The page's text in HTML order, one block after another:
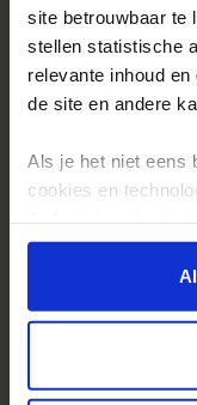
site betrouwbaar te
stellen statistische
relevante inhoud
de site en andere
Als je het niet eens
cookies en
onder aan de
toekomst wijzigen.
Reisthema's
Groepsreizen
Single reizen
Gegarandeerde reizen
Over Shoestring
Privacybeleid